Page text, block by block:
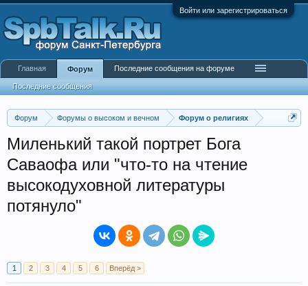
Войти или зарегистрироваться
Форум Форумы о высоком и вечном Форум о религиях
Миленький такой портрет Бога
Саваофа или "что-то на чтение
высокодуховной литературы
потянуло"
1 2 3 4 5 6 Вперёд >
Главная Форум
Последние сообщения
Последние сообщения на форуме